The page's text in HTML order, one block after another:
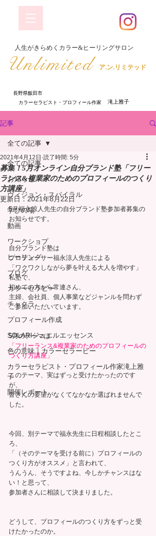
​人生がきらめくカラー&ヒーリングサロン
​Unlimited ア.ン.リミテッド
長野県飯田市
​カラーセラピスト・プロフィール作家
​ 滝上雅子
記事
全ての記事
お知らせ
ヴィジョン・スパイラル
学びの場
動画
ワークショプ
ヒーリング
ブログ
カラーセラピー
チャクラ
プロフィール作成
SOLARIジュエルエッセンス
色の意味｜カラーセラーピー
カラーセラピスト・プロフィール作家滝上雅
子
開催レポート
全ての記事
募集！5月オンライン自分ブランド塾「フリー
ランス&複業家のためのプロフィールのつくり
方講座」
2021年4月12日 読了時間: 5分
更新日： 2021年8月22日
5月福永涼人先生の自分ブランド塾参加者募集の
お知らせです。
自分ブランド塾は
プロデューサー福永涼人先生による
「ワクワクしながら夢を叶える大人を増やす」
私塾で、
初めての方から常連さん、
主婦、会社員、個人事業などジャンルを問わず
ご参加いただいています。
5月のテーマは
「フリーランス&複業家のためのプロフィールの
つくり方講座」
このテーマ、実はずっと受けたかったのです
が、
皆さんの要望がなくてなかなか選ばれませんで
した。
今回、別テーマで福永先生に日程相談したとこ
ろ、
「（そのテーマを受ける前に）プロフィールの
つくり方がオススメ」と言われて、
うんうん、そうですよね、今しかチャンスはな
い！と思って、
参加者さんに相談して決まりました。
どうして、プロフィールのつくり方をずっと受
けたかったのか。